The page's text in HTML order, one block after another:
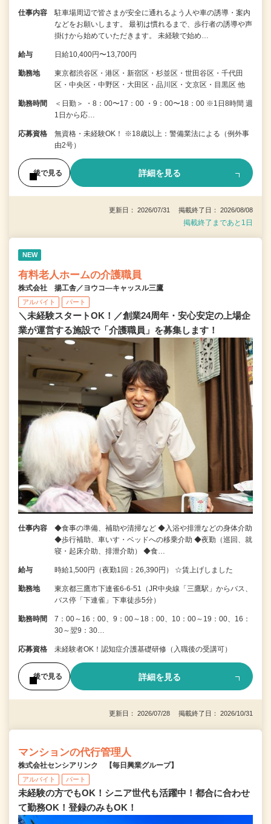
仕事内容
駐車場周辺で皆さまが安全に通れるよう人や車の誘導・案内
などをお願いします。 最初は慣れるまで、歩行者の誘導や声
掛けから始めていただきます。 未経験で始め…
給与 日給10,400円〜13,700円
勤務地
東京都渋谷区・港区・新宿区・杉並区・世田谷区・千代田
区・中央区・中野区・大田区・品川区・文京区・目黒区 他
勤務時間
＜日勤＞ ・8：00〜17：00 ・9：00〜18：00 ※1日8時間 週
1日から応…
応募資格
無資格・未経験OK！ ※18歳以上：警備業法による（例外事
由2号）
後で見る 詳細を見る
更新日： 2026/07/31 掲載終了日： 2026/08/08
掲載終了まであと1日
NEW
有料老人ホームの介護職員
株式会社 揚工舎／ヨウコ―キャッスル三鷹
アルバイト パート
＼未経験スタートOK！／創業24周年・安心安定の上場企
業が運営する施設で「介護職員」を募集します！
仕事内容
◆食事の準備、補助や清掃など ◆入浴や排泄などの身体介助
◆歩行補助、車いす・ベッドへの移乗介助 ◆夜勤（巡回、就
寝・起床介助、排泄介助） ◆食…
給与 時給1,500円（夜勤1回：26,390円） ☆賃上げしました
勤務地
東京都三鷹市下連雀6‐6‐51（JR中央線「三鷹駅」からバス、
バス停「下連雀」下車徒歩5分）
勤務時間
7：00～16：00、9：00～18：00、10：00～19：00、16：
30～翌9：30…
応募資格 未経験者OK！認知症介護基礎研修（入職後の受講可）
後で見る 詳細を見る
更新日： 2026/07/28 掲載終了日： 2026/10/31
マンションの代行管理人
株式会社センシアリンク 【毎日興業グループ】
アルバイト パート
未経験の方でもOK！シニア世代も活躍中！都合に合わせ
て勤務OK！登録のみもOK！